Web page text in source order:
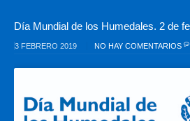
Día Mundial de los Humedales. 2 de
3 FEBRERO 2019 NO HAY COMENTARIOS